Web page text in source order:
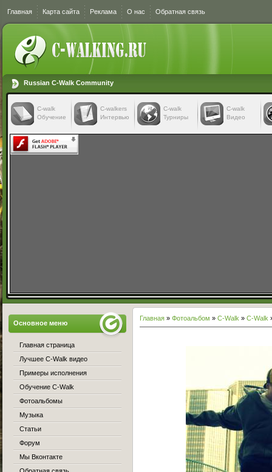
Главная Карта сайта Реклама О нас Обратная связь
Russian C-Walk Community
C-walk
Обучение
C-walkers
Интервью
С-walk
Турниры
С-walk
Видео
Главная » Фотоальбом » С-Walk » C-Walk
Основное меню
Главная страница
Лучшее C-Walk видео
Примеры исполнения
Обучение C-Walk
Фотоальбомы
Музыка
Статьи
Форум
Мы Вконтакте